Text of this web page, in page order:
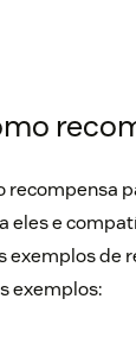
recompensa
eles e
exemplos de
exemplos: